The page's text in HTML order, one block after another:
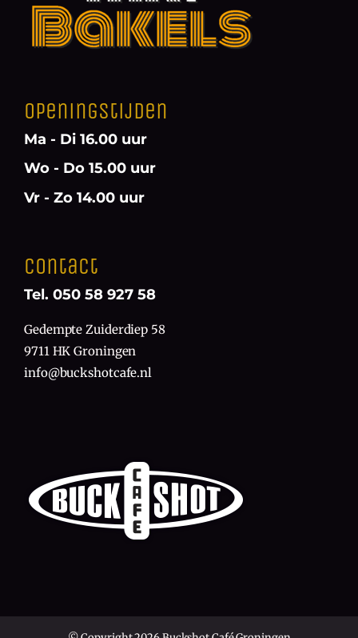
Openingstijden
Ma - Di 16.00 uur
Wo - Do 15.00 uur
Vr - Zo 14.00 uur
Contact
Tel. 050 58 927 58
Gedempte Zuiderdiep 58
9711 HK Groningen
info@buckshotcafe.nl